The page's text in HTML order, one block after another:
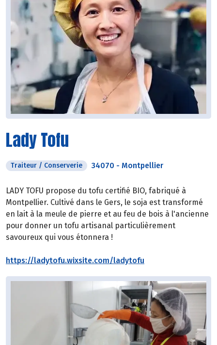
Lady Tofu
Traiteur / Conserverie 34070 - Montpellier
LADY TOFU propose du tofu certifié BIO, fabriqué à
Montpellier. Cultivé dans le Gers, le soja est transformé
en lait à la meule de pierre et au feu de bois à l'ancienne
pour donner un tofu artisanal particulièrement
savoureux qui vous étonnera !
https://ladytofu.wixsite.com/ladytofu